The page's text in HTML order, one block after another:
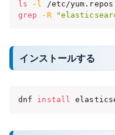
ls -l
grep
-R
インストールする
dnf install